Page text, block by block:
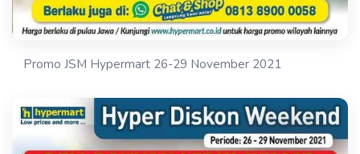
Promo JSM Hypermart 26-29 November 2021